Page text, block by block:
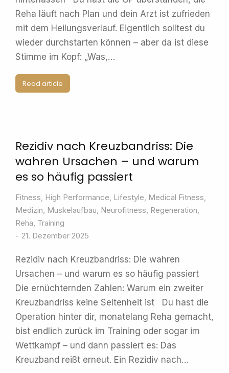
Reha läuft nach Plan und dein Arzt ist zufrieden
mit dem Heilungsverlauf. Eigentlich solltest du
wieder durchstarten können – aber da ist diese
Stimme im Kopf: „Was,…
Read article
Rezidiv nach Kreuzbandriss: Die
wahren Ursachen – und warum
es so häufig passiert
Fitness, High Performance, Lifestyle, Medical Fitness,
Medizin, Muskelaufbau, Neurofitness, Regeneration,
Reha, Training
21. Dezember 2025
Rezidiv nach Kreuzbandriss: Die wahren
Ursachen – und warum es so häufig passiert
Die ernüchternden Zahlen: Warum ein zweiter
Kreuzbandriss keine Seltenheit ist Du hast die
Operation hinter dir, monatelang Reha gemacht,
bist endlich zurück im Training oder sogar im
Wettkampf – und dann passiert es: Das
Kreuzband reißt erneut. Ein Rezidiv nach…